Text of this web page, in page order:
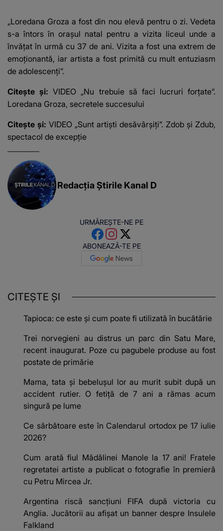
suspecți
„Loredana Groza a fost din nou elevă pentru o zi. Vedeta
s-a întors în orașul natal pentru a vizita liceul unde a
învățat în urmă cu 37 de ani. Vizita a fost una extrem de
emoționantă, iar artista a fost primită cu mult entuziasm
de adolescenți”.
Citește și:VIDEO „Nu trebuie să faci lucruri forțate”.
Loredana Groza, secretele succesului
Citește și: VIDEO „Sunt artiști desăvârșiți”. Zdob și Zdub,
spectacol de excepție
Redacția Știrile Kanal D
URMĂREȘTE-NE PE
ABONEAZĂ-TE PE
CITEȘTE ȘI
Tapioca: ce este și cum poate fi utilizată în bucătărie
Trei norvegieni au distrus un parc din Satu Mare,
recent inaugurat. Poze cu pagubele produse au fost
postate de primărie
Mama, tata și bebelușul lor au murit subit după un
accident rutier. O fetiță de 7 ani a rămas acum
singură pe lume
Ce sărbătoare este în Calendarul ortodox pe 17 iulie
2026?
Cum arată fiul Mădălinei Manole la 17 ani! Fratele
regretatei artiste a publicat o fotografie în premieră
cu Petru Mircea Jr.
Argentina riscă sancțiuni FIFA după victoria cu
Anglia. Jucătorii au afișat un banner despre Insulele
Falkland